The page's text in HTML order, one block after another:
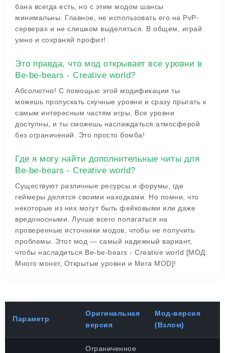
бана всегда есть, но с этим модом шансы
минимальны. Главное, не использовать его на PvP-
серверах и не слишком выделяться. В общем, играй
умно и сохраняй профит!
Это правда, что мод открывает все уровни в
Be-be-bears - Creative world?
Абсолютно! С помощью этой модификации ты
можешь пропускать скучные уровни и сразу прыгать к
самым интересным частям игры. Все уровни
доступны, и ты сможешь наслаждаться атмосферой
без ограничений. Это просто бомба!
Где я могу найти дополнительные читы для
Be-be-bears - Creative world?
Существуют различные ресурсы и форумы, где
геймеры делятся своими находками. Но помни, что
некоторые из них могут быть фейковыми или даже
вредоносными. Лучше всего полагаться на
проверенные источники модов, чтобы не получить
проблемы. Этот мод — самый надежный вариант,
чтобы насладиться Be-be-bears - Creative world [МОД:
Много монет, Открытые уровни и Мега MOD]!
Параметр
Оригинальная
версия
Мод-версия
(Взлом)
Ограниченное